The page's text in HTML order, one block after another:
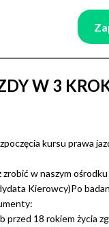
W 3
kursu prawa
zrobić w naszym
Kierowcy)Po
przed 18 rokiem życia